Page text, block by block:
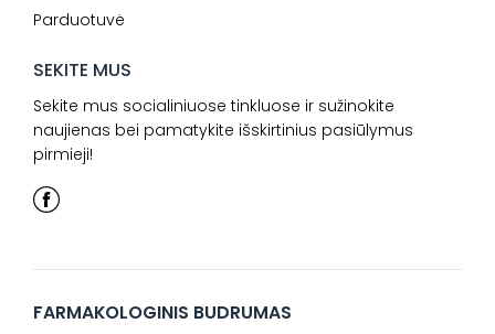
Parduotuvė
SEKITE MUS
Sekite mus socialiniuose tinkluose ir sužinokite
naujienas bei pamatykite išskirtinius pasiūlymus
pirmieji!
FARMAKOLOGINIS BUDRUMAS